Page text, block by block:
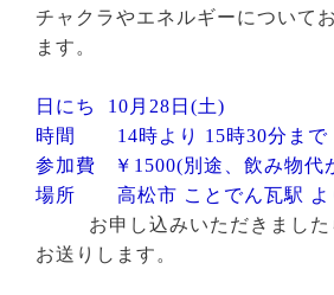
チャクラやエネルギーについて
ます。
日にち 10月28日(土)
時間 14時より 15時30分まで
参加費 ￥1500(別途、飲み物代
場所 高松市 ことでん瓦駅 よ
お申し込みいただきました
お送りします。